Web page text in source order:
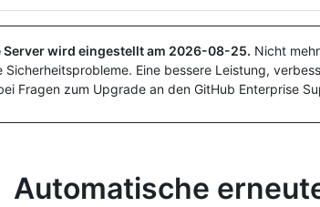
wird eingestellt am 2026-08-25. Nicht
Eine bessere Leistung,
Fragen zum Upgrade an den GitHub Enterprise
Automatische